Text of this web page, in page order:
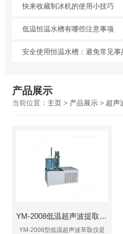
快来收藏制冰机的使用小技巧
低温恒温水槽有哪些注意事项
安全使用恒温水槽：避免常见
产品展示
当前位置： 主页> 产品展示> 超声
YM-2008低温超声波提取仪 超声波萃取设备
YM-2008型低温超声波萃取仪是